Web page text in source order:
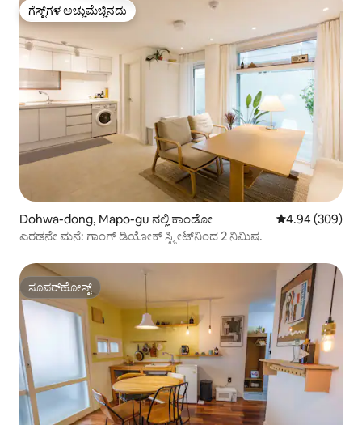
ಗೆಸ್ಟ್‌ಗಳ ಅಚ್ಚುಮೆಚ್ಚಿನದು
ಗೆಸ್ಟ್‌ಗಳ ಅಚ್ಚುಮೆಚ್ಚಿನದು
Dohwa-dong, Mapo-gu ನಲ್ಲಿ ಕಾಂಡೋ 5 ರಲ್ಲಿ 4.94
4.94 (309)
ಎರಡನೇ ಮನೆ: ಗಾಂಗ್ ಡಿಯೋಕ್ ಸ್ಟ್ರೀಟ್‌ನಿಂದ 2 ನಿಮಿಷ.
ಸೂಪರ್‌ಹೋಸ್ಟ್
ಸೂಪರ್‌ಹೋಸ್ಟ್